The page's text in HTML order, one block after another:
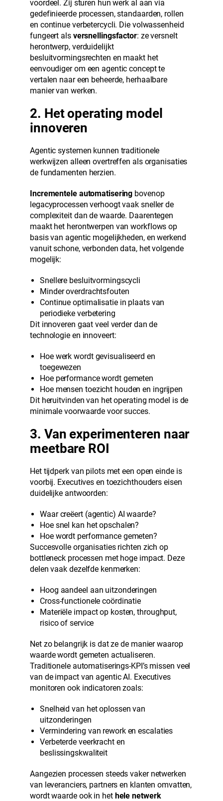
voordeel. Zij sturen hun werk al aan via
gedefinieerde processen, standaarden, rollen
en continue verbetercycli. Die volwassenheid
fungeert als versnellingsfactor: ze versnelt
herontwerp, verduidelijkt
besluitvormingsrechten en maakt het
eenvoudiger om een agentic concept te
vertalen naar een beheerde, herhaalbare
manier van werken.
2. Het operating model
innoveren
Agentic systemen kunnen traditionele
werkwijzen alleen overtreffen als organisaties
de fundamenten herzien.
Incrementele automatisering bovenop
legacyprocessen verhoogt vaak sneller de
complexiteit dan de waarde. Daarentegen
maakt het herontwerpen van workflows op
basis van agentic mogelijkheden, en werkend
vanuit schone, verbonden data, het volgende
mogelijk:
Snellere besluitvormingscycli
Minder overdrachtsfouten
Continue optimalisatie in plaats van
periodieke verbetering
Dit innoveren gaat veel verder dan de
technologie en innoveert:
Hoe werk wordt gevisualiseerd en
toegewezen
Hoe performance wordt gemeten
Hoe mensen toezicht houden en ingrijpen
Dit heruitvinden van het operating model is de
minimale voorwaarde voor succes.
3. Van experimenteren naar
meetbare ROI
Het tijdperk van pilots met een open einde is
voorbij. Executives en toezichthouders eisen
duidelijke antwoorden:
Waar creëert (agentic) AI waarde?
Hoe snel kan het opschalen?
Hoe wordt performance gemeten?
Succesvolle organisaties richten zich op
bottleneck processen met hoge impact. Deze
delen vaak dezelfde kenmerken:
Hoog aandeel aan uitzonderingen
Cross-functionele coördinatie
Materiële impact op kosten, throughput,
risico of service
Net zo belangrijk is dat ze de manier waarop
waarde wordt gemeten actualiseren.
Traditionele automatiserings-KPI’s missen veel
van de impact van agentic AI. Executives
monitoren ook indicatoren zoals:
Snelheid van het oplossen van
uitzonderingen
Vermindering van rework en escalaties
Verbeterde veerkracht en
beslissingskwaliteit
Aangezien processen steeds vaker netwerken
van leveranciers, partners en klanten omvatten,
wordt waarde ook in het hele netwerk